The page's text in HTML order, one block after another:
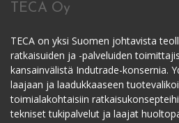
TECA Oy
TECA on yksi Suomen johtavista
ratkaisuiden ja -palveluiden
kansainvälistä Indutrade-konsernia.
laajaan ja laadukkaaseen
toimialakohtaisiin
tekniset tukipalvelut ja laajat